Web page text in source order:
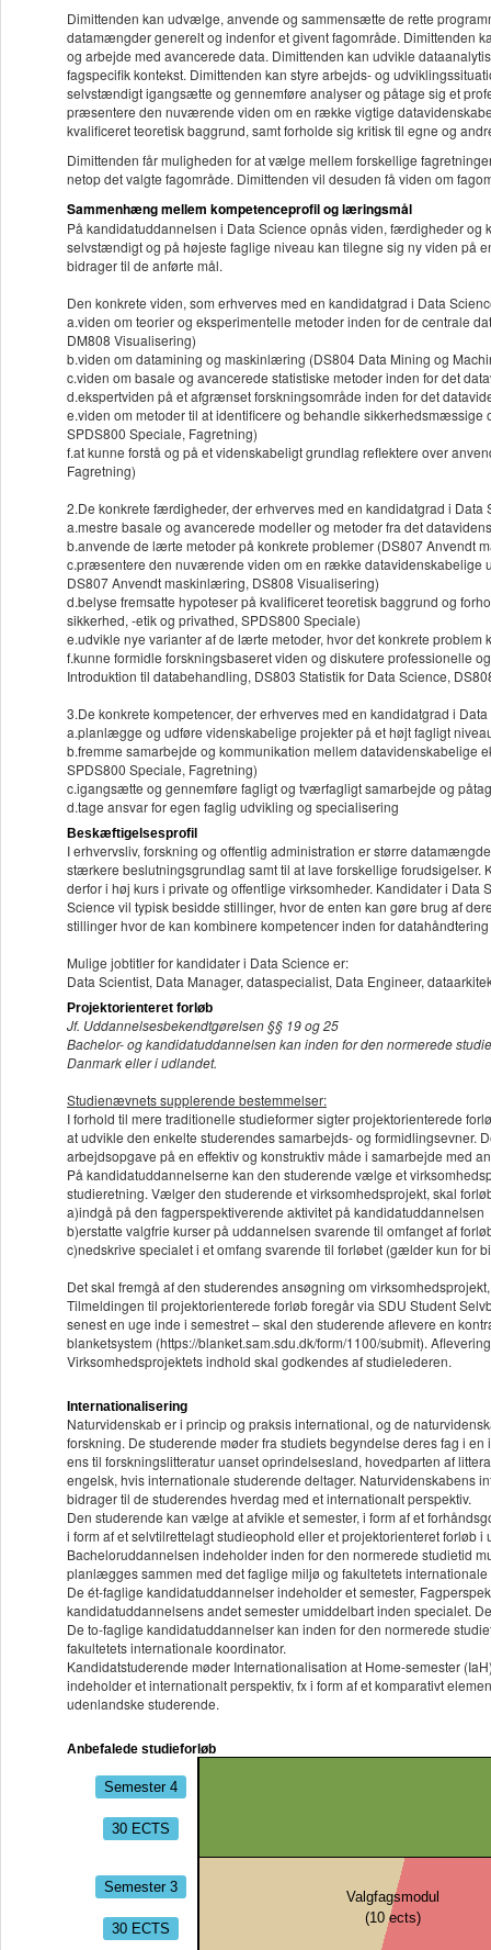
Dimittenden kan udvælge, anvende og sammensætte de rette
datamængder generelt og indenfor et givent fagområde. Dimittenden
og arbejde med avancerede data. Dimittenden kan udvikle
fagspecifik kontekst. Dimittenden kan styre arbejds- og
selvstændigt igangsætte og gennemføre analyser og påtage sig et
præsentere den nuværende viden om en række vigtige
kvalificeret teoretisk baggrund, samt forholde sig kritisk til egne og
Dimittenden får muligheden for at vælge mellem forskellige
netop det valgte fagområde. Dimittenden vil desuden få viden om
Sammenhæng mellem kompetenceprofil og læringsmål
På kandidatuddannelsen i Data Science opnås viden, færdigheder
selvstændigt og på højeste faglige niveau kan tilegne sig ny viden på
bidrager til de anførte mål.
Den konkrete viden, som erhverves med en kandidatgrad i Data
a.viden om teorier og eksperimentelle metoder inden for de centrale
DM808 Visualisering)
b.viden om datamining og maskinlæring (DS804 Data Mining og
c.viden om basale og avancerede statistiske metoder inden for det
d.ekspertviden på et afgrænset forskningsområde inden for det
e.viden om metoder til at identificere og behandle
SPDS800 Speciale, Fagretning)
f.at kunne forstå og på et videnskabeligt grundlag reflektere over
Fagretning)
2.De konkrete færdigheder, der erhverves med en kandidatgrad i
a.mestre basale og avancerede modeller og metoder fra det
b.anvende de lærte metoder på konkrete problemer (DS807 Anvendt
c.præsentere den nuværende viden om en række datavidenskabelige
DS807 Anvendt maskinlæring, DS808 Visualisering)
d.belyse fremsatte hypoteser på kvalificeret teoretisk baggrund og
sikkerhed, -etik og privathed, SPDS800 Speciale)
e.udvikle nye varianter af de lærte metoder, hvor det konkrete
f.kunne formidle forskningsbaseret viden og diskutere professionelle
Introduktion til databehandling, DS803 Statistik for Data Science,
3.De konkrete kompetencer, der erhverves med en kandidatgrad i
a.planlægge og udføre videnskabelige projekter på et højt fagligt
b.fremme samarbejde og kommunikation mellem
SPDS800 Speciale, Fagretning)
c.igangsætte og gennemføre fagligt og tværfagligt samarbejde og
d.tage ansvar for egen faglig udvikling og specialisering
Beskæftigelsesprofil
I erhvervsliv, forskning og offentlig administration er større
stærkere beslutningsgrundlag samt til at lave forskellige
derfor i høj kurs i private og offentlige virksomheder. Kandidater i
Science vil typisk besidde stillinger, hvor de enten kan gøre brug af
stillinger hvor de kan kombinere kompetencer inden for
Mulige jobtitler for kandidater i Data Science er:
Data Scientist, Data Manager, dataspecialist, Data Engineer,
Projektorienteret forløb
Jf. Uddannelsesbekendtgørelsen §§ 19 og 25
Bachelor- og kandidatuddannelsen kan inden for den normerede
Danmark eller i udlandet.
Studienævnets supplerende bestemmelser:
I forhold til mere traditionelle studieformer sigter projektorienterede
at udvikle den enkelte studerendes samarbejds- og formidlingsevner.
arbejdsopgave på en effektiv og konstruktiv måde i samarbejde med
På kandidatuddannelserne kan den studerende vælge et
studieretning. Vælger den studerende et virksomhedsprojekt, skal
a)indgå på den fagperspektiverende aktivitet på kandidatuddannelsen
b)erstatte valgfrie kurser på uddannelsen svarende til omfanget af
c)nedskrive specialet i et omfang svarende til forløbet (gælder kun for
Det skal fremgå af den studerendes ansøgning om
Tilmeldingen til projektorienterede forløb foregår via SDU Student
senest en uge inde i semestret – skal den studerende aflevere en
blanketsystem (https://blanket.sam.sdu.dk/form/1100/submit).
Virksomhedsprojektets indhold skal godkendes af studielederen.
Internationalisering
Naturvidenskab er i princip og praksis international, og de
forskning. De studerende møder fra studiets begyndelse deres fag i
ens til forskningslitteratur uanset oprindelsesland, hovedparten af
engelsk, hvis internationale studerende deltager. Naturvidenskabens
bidrager til de studerendes hverdag med et internationalt perspektiv.
Den studerende kan vælge at afvikle et semester, i form af et
i form af et selvtilrettelagt studieophold eller et projektorienteret forløb i
Bacheloruddannelsen indeholder inden for den normerede studietid
planlægges sammen med det faglige miljø og fakultetets internationale
De ét-faglige kandidatuddannelser indeholder et semester,
kandidatuddannelsens andet semester umiddelbart inden specialet.
De to-faglige kandidatuddannelser kan inden for den normerede
fakultetets internationale koordinator.
Kandidatstuderende møder Internationalisation at Home-semester
indeholder et internationalt perspektiv, fx i form af et komparativt
udenlandske studerende.
Anbefalede studieforløb
Semester 4
30 ECTS
Semester 3
30 ECTS
Valgfagsmodul
(10ects)